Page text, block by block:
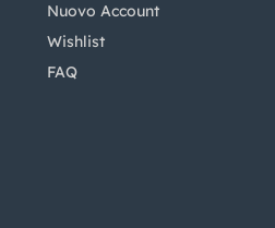
Nuovo Account
Wishlist
FAQ